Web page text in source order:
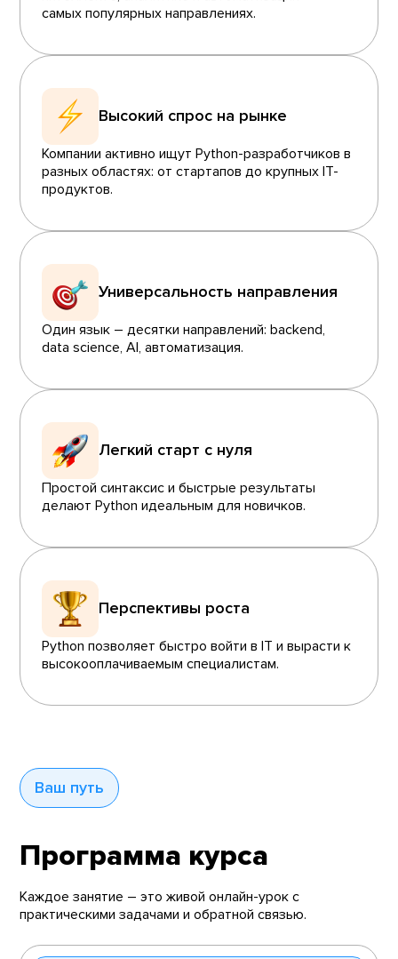
самых популярных направлениях.
Высокий спрос на рынке
Компании активно ищут Python-разработчиков в
разных областях: от стартапов до крупных IT-
продуктов.
Универсальность направления
Один язык – десятки направлений: backend,
data science, AI, автоматизация.
Легкий старт с нуля
Простой синтаксис и быстрые результаты
делают Python идеальным для новичков.
Перспективы роста
Python позволяет быстро войти в IT и вырасти к
высокооплачиваемым специалистам.
Ваш путь
Программа курса
Каждое занятие – это живой онлайн-урок с
практическими задачами и обратной связью.